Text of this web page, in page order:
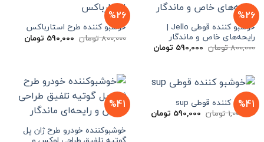
%26
خوشبو کننده قوطی Jello |
رایحه‌های خاص و ماندگار
800,000تومان قیمت
اصلی
590,000 تومانقیمت
فعلی
%26
خوشبو کننده طرح استارباکس
800,000تومان قیمت
اصلی
590,000 تومانقیمت
فعلی
%41
خوشبو کننده قوطی sup
1,000,000تومان قیمت
اصلی
590,000 تومانقیمت
فعلی
590,000 تومان
%41
خوشبوکننده خودرو طرح ژان پل